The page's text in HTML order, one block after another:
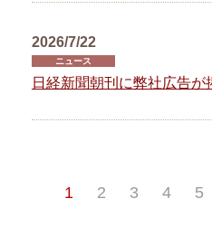
2026/7/22
ニュース
日経新聞朝刊に弊社広告が
1 2 3 4 5